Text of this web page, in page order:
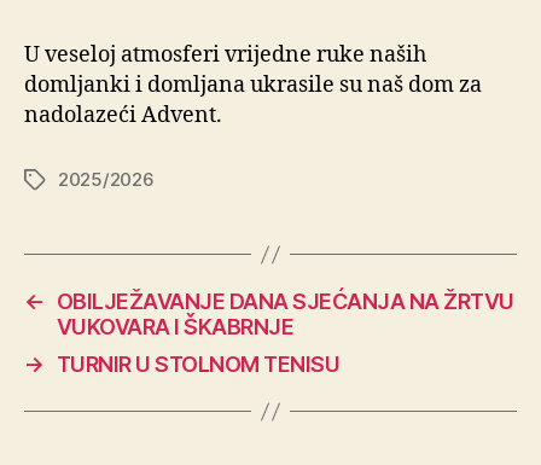
U veseloj atmosferi vrijedne ruke naših
domljanki i domljana ukrasile su naš dom za
nadolazeći Advent.
2025/2026
←
OBILJEŽAVANJE DANA SJEĆANJA NA ŽRTVU
VUKOVARA I ŠKABRNJE
→
TURNIR U STOLNOM TENISU